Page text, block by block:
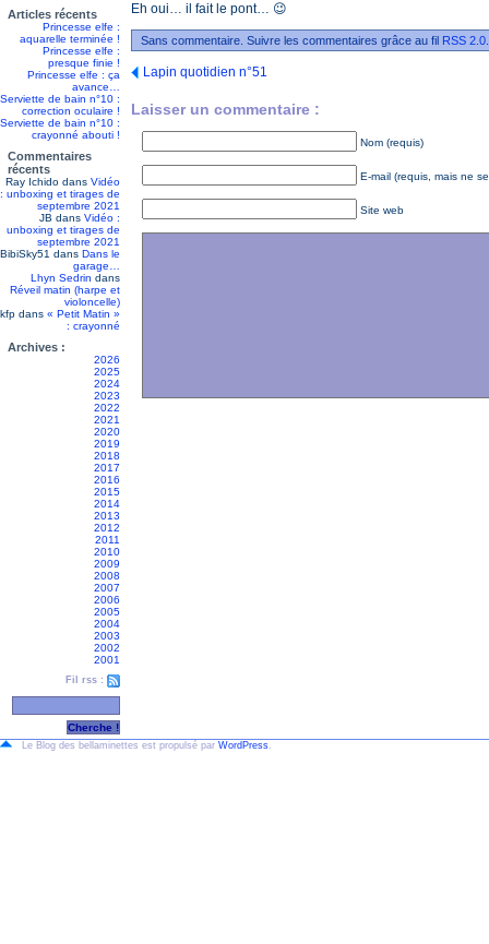
Articles récents
Princesse elfe :
aquarelle terminée !
Princesse elfe :
presque finie !
Princesse elfe : ça
avance…
Serviette de bain n°10 :
correction oculaire !
Serviette de bain n°10 :
crayonné abouti !
Commentaires
récents
Ray Ichido dans Vidéo
: unboxing et tirages de
septembre 2021
JB dans Vidéo :
unboxing et tirages de
septembre 2021
BibiSky51 dans Dans le
garage…
Lhyn Sedrin dans
Réveil matin (harpe et
violoncelle)
kfp dans « Petit Matin »
: crayonné
Archives :
2026
2025
2024
2023
2022
2021
2020
2019
2018
2017
2016
2015
2014
2013
2012
2011
2010
2009
2008
2007
2006
2005
2004
2003
2002
2001
Fil rss :
Eh oui… il fait le pont… 😉
Sans commentaire. Suivre les commentaires grâce au fil RSS 2.0
Lapin quotidien n°51
Laisser un commentaire :
Nom (requis)
E-mail (requis, mais ne
Site web
Le Blog des bellaminettes est propulsé par WordPress.